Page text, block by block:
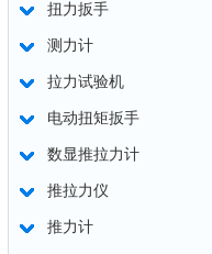
扭力扳手
测力计
拉力试验机
电动扭矩扳手
数显推拉力计
推拉力仪
推力计